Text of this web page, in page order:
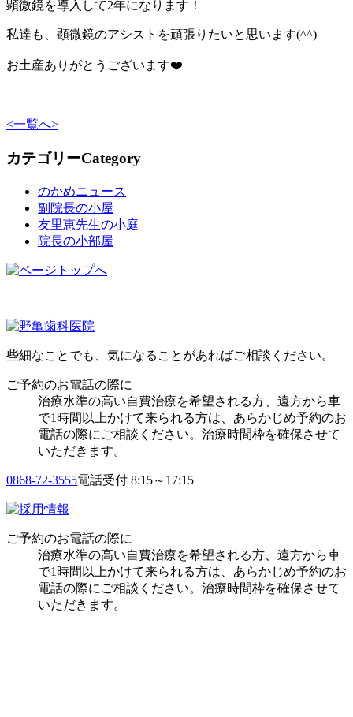
顕微鏡を導入して2年になります！
私達も、顕微鏡のアシストを頑張りたいと思います(^^)
お土産ありがとうございます❤️
<一覧へ>
カテゴリーCategory
のかめニュース
副院長の小屋
友里恵先生の小庭
院長の小部屋
些細なことでも、気になることがあればご相談ください。
ご予約のお電話の際に
治療水準の高い自費治療を希望される方、遠方から車
で1時間以上かけて来られる方は、あらかじめ予約のお
電話の際にご相談ください。治療時間枠を確保させて
いただきます。
0868-72-3555電話受付 8:15～17:15
ご予約のお電話の際に
治療水準の高い自費治療を希望される方、遠方から車
で1時間以上かけて来られる方は、あらかじめ予約のお
電話の際にご相談ください。治療時間枠を確保させて
いただきます。